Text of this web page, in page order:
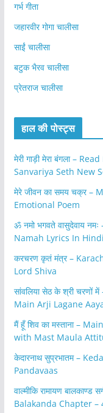
गर्भ गीता
जहारवीर गोगा चालीसा
साईं चालीसा
बटुक भैरव चालीसा
प्रेतराज चालीसा
हाल की पोस्ट्स
मेरी गाड़ी मेरा बंगला –
Sanvariya Seth New
मेरे जीवन का समय चक्र –
Emotional Poem
ॐ नमो भगवते वासुदेवाय
Namah Lyrics In
करचरण कृतं मंत्र –
Lord Shiva
सांवलिया सेठ के श्री
Main Arji Lagane
मैं हूँ शिव का मस्ताना –
with Mast Maula
केदारनाथ सुप्रभातम –
Pandavaas
वाल्मीकि रामायण
Balakanda Chapter –